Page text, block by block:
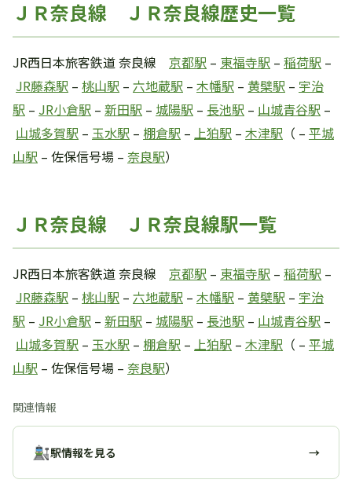
ＪＲ奈良線 ＪＲ奈良線歴史一覧
JR西日本旅客鉄道 奈良線 京都駅 – 東福寺駅 – 稲荷駅 –
JR藤森駅 – 桃山駅 – 六地蔵駅 – 木幡駅 – 黄檗駅 – 宇治
駅 – JR小倉駅 – 新田駅 – 城陽駅 – 長池駅 – 山城青谷駅 –
山城多賀駅 – 玉水駅 – 棚倉駅 – 上狛駅 – 木津駅 （ – 平城
山駅 – 佐保信号場 – 奈良駅）
ＪＲ奈良線 ＪＲ奈良線駅一覧
JR西日本旅客鉄道 奈良線 京都駅 – 東福寺駅 – 稲荷駅 –
JR藤森駅 – 桃山駅 – 六地蔵駅 – 木幡駅 – 黄檗駅 – 宇治
駅 – JR小倉駅 – 新田駅 – 城陽駅 – 長池駅 – 山城青谷駅 –
山城多賀駅 – 玉水駅 – 棚倉駅 – 上狛駅 – 木津駅 （ – 平城
山駅 – 佐保信号場 – 奈良駅）
関連情報
駅情報を見る →